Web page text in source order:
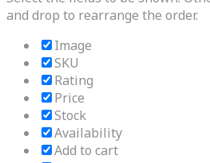
and drop to rearrange the order.
Image
SKU
Rating
Price
Stock
Availability
Add to cart